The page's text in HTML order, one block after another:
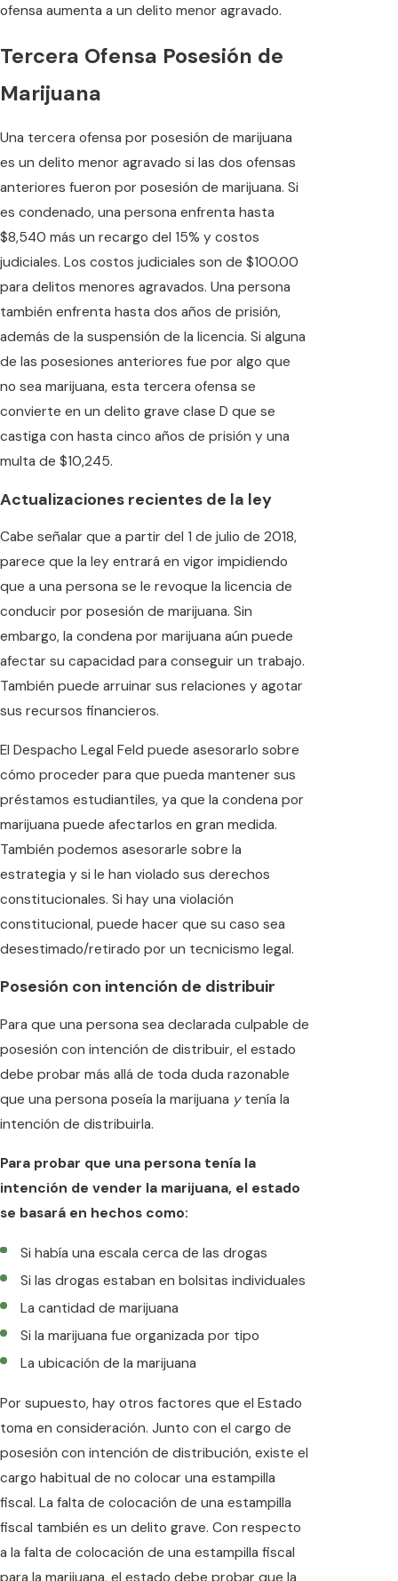
ofensa aumenta a un delito menor agravado.
Tercera Ofensa Posesión de
Marijuana
Una tercera ofensa por posesión de marijuana
es un delito menor agravado si las dos ofensas
anteriores fueron por posesión de marijuana. Si
es condenado, una persona enfrenta hasta
$8,540 más un recargo del 15% y costos
judiciales. Los costos judiciales son de $100.00
para delitos menores agravados. Una persona
también enfrenta hasta dos años de prisión,
además de la suspensión de la licencia. Si alguna
de las posesiones anteriores fue por algo que
no sea marijuana, esta tercera ofensa se
convierte en un delito grave clase D que se
castiga con hasta cinco años de prisión y una
multa de $10,245.
Actualizaciones recientes de la ley
Cabe señalar que a partir del 1 de julio de 2018,
parece que la ley entrará en vigor impidiendo
que a una persona se le revoque la licencia de
conducir por posesión de marijuana. Sin
embargo, la condena por marijuana aún puede
afectar su capacidad para conseguir un trabajo.
También puede arruinar sus relaciones y agotar
sus recursos financieros.
El Despacho Legal Feld puede asesorarlo sobre
cómo proceder para que pueda mantener sus
préstamos estudiantiles, ya que la condena por
marijuana puede afectarlos en gran medida.
También podemos asesorarle sobre la
estrategia y si le han violado sus derechos
constitucionales. Si hay una violación
constitucional, puede hacer que su caso sea
desestimado/retirado por un tecnicismo legal.
Posesión con intención de distribuir
Para que una persona sea declarada culpable de
posesión con intención de distribuir, el estado
debe probar más allá de toda duda razonable
que una persona poseía la marijuana ytenía la
intención de distribuirla.
Para probar que una persona tenía la
intención de vender la marijuana, el estado
se basará en hechos como:
Si había una escala cerca de las drogas
Si las drogas estaban en bolsitas individuales
La cantidad de marijuana
Si la marijuana fue organizada por tipo
La ubicación de la marijuana
Por supuesto, hay otros factores que el Estado
toma en consideración. Junto con el cargo de
posesión con intención de distribución, existe el
cargo habitual de no colocar una estampilla
fiscal. La falta de colocación de una estampilla
fiscal también es un delito grave. Con respecto
a la falta de colocación de una estampilla fiscal